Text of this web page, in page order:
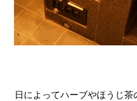
日によってハーブやほうじ